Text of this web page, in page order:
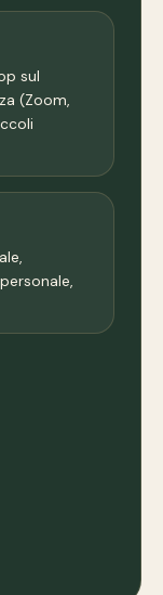
sul
(Zoom,